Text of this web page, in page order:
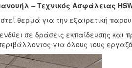
– Τεχνικός Ασφάλειας
θερμά για την εξαιρετική
σε δράσεις εκπαίδευσης και
για όλους τους